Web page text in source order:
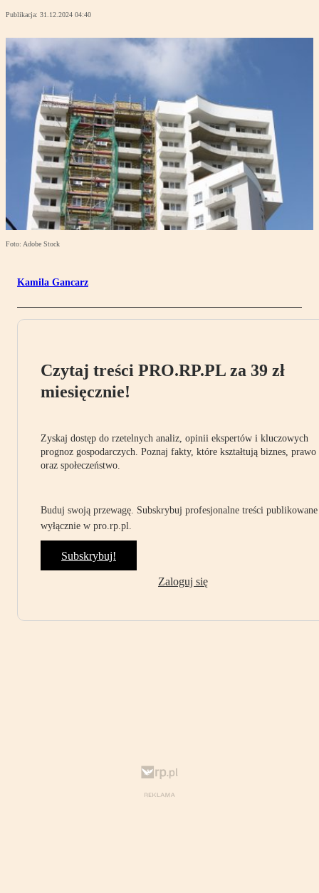
Publikacja: 31.12.2024 04:40
Foto: Adobe Stock
Kamila Gancarz
Czytaj treści PRO.RP.PL za 39 zł
miesięcznie!
Zyskaj dostęp do rzetelnych analiz, opinii ekspertów i kluczowych
prognoz gospodarczych. Poznaj fakty, które kształtują biznes, prawo
oraz społeczeństwo.
Buduj swoją przewagę. Subskrybuj profesjonalne treści publikowane
wyłącznie w pro.rp.pl.
Subskrybuj!
Zaloguj się